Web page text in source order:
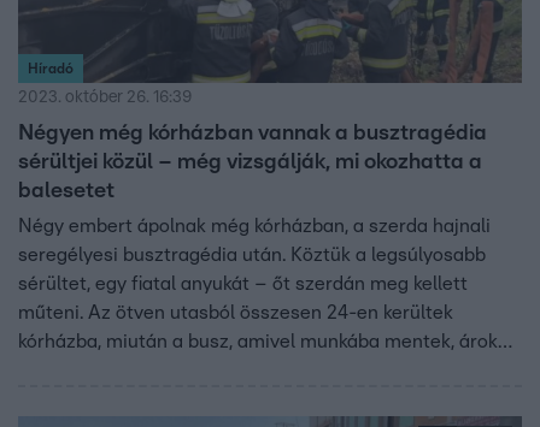
Híradó
2023. október 26. 16:39
Négyen még kórházban vannak a busztragédia
sérültjei közül – még vizsgálják, mi okozhatta a
balesetet
Négy embert ápolnak még kórházban, a szerda hajnali
seregélyesi busztragédia után. Köztük a legsúlyosabb
sérültet, egy fiatal anyukát – őt szerdán meg kellett
műteni. Az ötven utasból összesen 24-en kerültek
kórházba, miután a busz, amivel munkába mentek, árokba